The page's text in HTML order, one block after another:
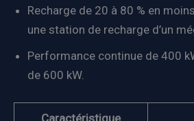
Recharge de 20 à 80 % en
une station de recharge d’un
Performance continue de 400
de 600 kW.
Caractéristique